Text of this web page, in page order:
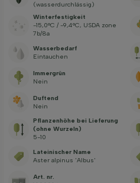
(wasserdurchlässig)
Winterfestigkeit
-15,0°C / -9,4°C, USDA zone
7b/8a
Wasserbedarf
Eintauchen
Immergrün
Nein
Duftend
Nein
Pflanzenhöhe bei Lieferung
(ohne Wurzeln)
5-10
Lateinischer Name
Aster alpinus 'Albus'
Art. nr.